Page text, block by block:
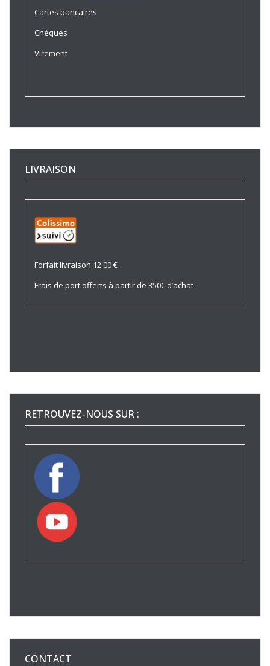
Cartes bancaires
Chèques
Virement
LIVRAISON
Forfait livraison 12.00 €
Frais de port offerts à partir de 350€ d’achat
RETROUVEZ-NOUS SUR :
CONTACT